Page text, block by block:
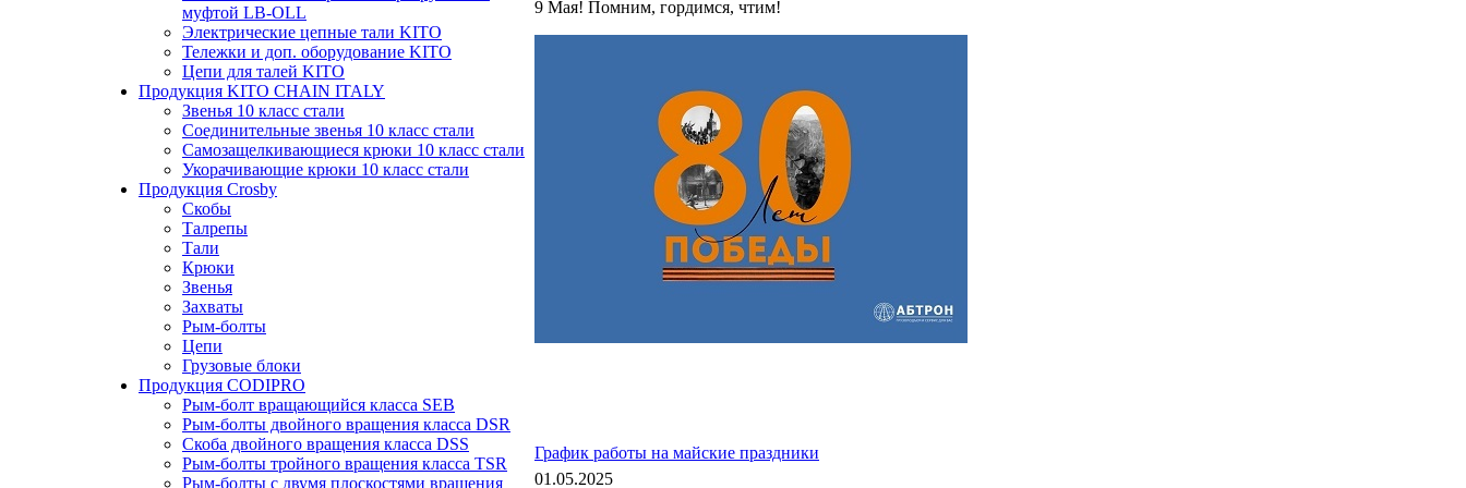
муфтой LB-OLL
Электрические цепные тали KITO
Тележки и доп. оборудование KITO
Цепи для талей KITO
Продукция KITO CHAIN ITALY
Звенья 10 класс стали
Соединительные звенья 10 класс стали
Самозащелкивающиеся крюки 10 класс стали
Укорачивающие крюки 10 класс стали
Продукция Crosby
Скобы
Талрепы
Тали
Крюки
Звенья
Захваты
Рым-болты
Цепи
Грузовые блоки
Продукция CODIPRO
Рым-болт вращающийся класса SEB
Рым-болты двойного вращения класса DSR
Скоба двойного вращения класса DSS
Рым-болты тройного вращения класса TSR
Рым-болты с двумя плоскостями вращения
9 Мая! Помним, гордимся, чтим!
График работы на майские праздники
01.05.2025